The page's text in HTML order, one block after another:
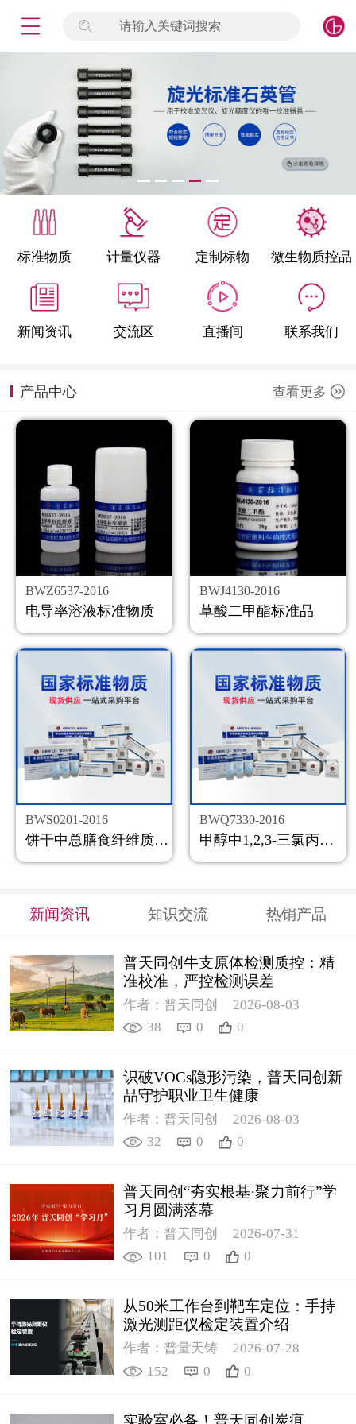
请输入关键词搜索
标准物质 计量仪器 定制标物 微生物质控品
新闻资讯 交流区 直播间 联系我们
产品中心 查看更多
BWZ6537-2016
电导率溶液标准物质
BWJ4130-2016
草酸二甲酯标准品
BWS0201-2016
饼干中总膳食纤维质控样品
BWQ7330-2016
甲醇中1,2,3-三氯丙烷溶液标准物质
新闻资讯 知识交流 热销产品
普天同创牛支原体检测质控：精
准校准，严控检测误差
作者：普天同创
2026-08-03
38
0 0
识破VOCs隐形污染，普天同创新
品守护职业卫生健康
作者：普天同创
2026-08-03
32
0 0
普天同创“夯实根基·聚力前行”学
习月圆满落幕
作者：普天同创
2026-07-31
101
0 0
从50米工作台到靶车定位：手持
激光测距仪检定装置介绍
作者：普量天铸
2026-07-28
152
0 0
签到
标准物质
产品专项
微生物检测/质控品
定制标物
定制仪器
新闻资讯
公司主页
购物车
会员中心
联系我们
返回主页